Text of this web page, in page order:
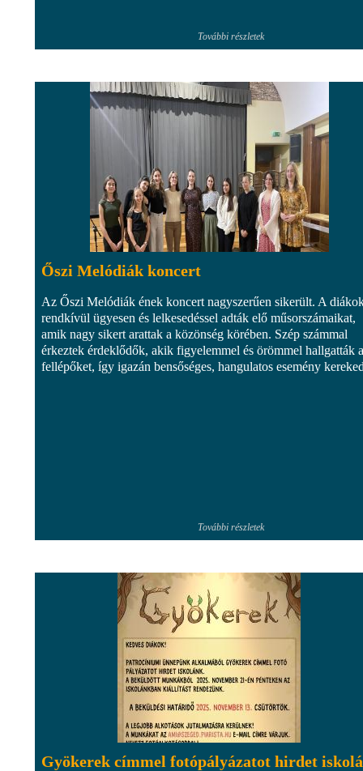
További részletek
Őszi Melódiák koncert
Az Őszi Melódiák ének koncert nagyszerűen sikerült. A
rendkívül ügyesen és lelkesedéssel adták elő műsorszámaikat,
amik nagy sikert arattak a közönség körében. Szép számmal
érkeztek érdeklődők, akik figyelemmel és örömmel hallgatták a
fellépőket, így igazán bensőséges, hangulatos esemény
További részletek
Gyökerek címmel fotópályázatot hirdet